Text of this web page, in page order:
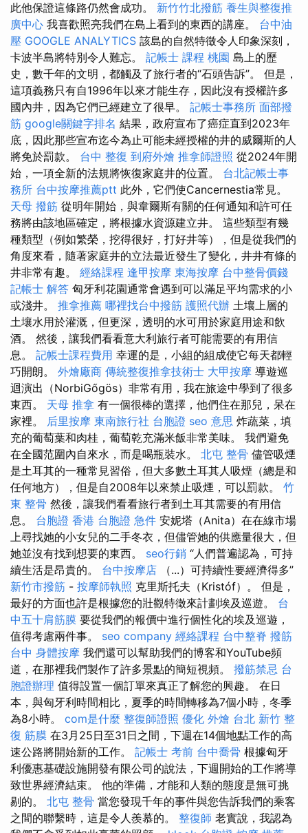
此他保證這條路仍然會成功。 新竹竹北撥筋 養生與整復推
廣中心 我喜歡照亮我們在島上看到的東西的講座。 台中油
壓 GOOGLE ANALYTICS 該島的自然特徵令人印象深刻，
卡波半島將特別令人難忘。 記帳士 課程 桃園 島上的歷
史，數千年的文明，都觸及了旅行者的“石頭告訴”。 但是，
這項義務只有自1996年以來才能生存，因此沒有授權許多
國內井，因為它們已經建立了很早。 記帳士事務所 面部撥
筋 google關鍵字排名 結果，政府宣布了癌症直到2023年
底，因此那些宣布迄今為止可能未經授權的井的威爾斯的人
將免於罰款。 台中 整復 到府外燴 推拿師證照 從2024年開
始，一項全新的法規將恢復家庭井的位置。 台北記帳士事
務所 台中按摩推薦ptt 此外，它們使Cancernestia常見。
天母 撥筋 從明年開始，與韋爾斯有關的任何通知和許可任
務將由該地區確定，將根據水資源建立井。 這些類型有幾
種類型（例如繁榮，挖得很好，打好井等），但是從我們的
角度來看，隨著家庭井的立法最近發生了變化，井井有條的
井非常有趣。 經絡課程 逢甲按摩 東海按摩 台中整骨價錢
記帳士 解答 匈牙利花園通常會遇到可以滿足平均需求的小
或淺井。 推拿推薦 哪裡找台中撥筋 護照代辦 土壤上層的
土壤水用於灌溉，但更深，透明的水可用於家庭用途和飲
酒。 然後，讓我們看看意大利旅行者可能需要的有用信
息。 記帳士課程費用 幸運的是，小組的組成使它每天都輕
巧開朗。 外燴廠商 傳統整復推拿技術士 大甲按摩 導遊巡
迴演出（NorbiGőgös）非常有用，我在旅途中學到了很多
東西。 天母 推拿 有一個很棒的選擇，他們住在那兒，呆在
家裡。 后里按摩 東南旅行社 台胞證 seo 意思 炸蔬菜，填
充的葡萄葉和肉桂，葡萄乾充滿米飯非常美味。 我們避免
在全國范圍內自來水，而是喝瓶裝水。 北屯 整骨 儘管吸煙
是土耳其的一種常見習俗，但大多數土耳其人吸煙（總是和
任何地方），但是自2008年以來禁止吸煙，可以罰款。 竹
東 整骨 然後，讓我們看看旅行者到土耳其需要的有用信
息。 台胞證 香港 台胞證 急件 安妮塔（Anita）在在線市場
上尋找她的小女兒的二手冬衣，但儘管她的供應量很大，但
她並沒有找到想要的東西。 seo行銷 “人們普遍認為，可持
續生活是昂貴的。 台中按摩店 （...）可持續性要經濟得多”
新竹市撥筋 - 按摩師執照 克里斯托夫（Kristóf）。 但是，
最好的方面也許是根據您的壯觀特徵來計劃埃及巡遊。 台
中五十肩筋膜 要從我們的報價中進行個性化的埃及巡遊，
值得考慮兩件事。 seo company 經絡課程 台中整脊 撥筋
台中 身體按摩 我們還可以幫助我們的博客和YouTube頻
道，在那裡我們製作了許多景點的簡短視頻。 撥筋禁忌 台
胞證辦理 值得設置一個訂單來真正了解您的興趣。 在日
本，與匈牙利時間相比，夏季的時間轉移為7個小時，冬季
為8小時。 com是什麼 整復師證照 優化 外燴 台北 新竹 整
復 筋膜 在3月25日至31日之間，下週在14個地點工作的高
速公路將開始新的工作。 記帳士 考前 台中喬骨 根據匈牙
利優惠基礎設施開發有限公司的說法，下週開始的工作將導
致世界經濟結束。 他的準備，才能和人類的態度是無可挑
剔的。 北屯 整骨 當您發現千年的事件與您告訴我們的乘客
之間的聯繫時，這是令人羨慕的。 整復師 老實說，我認為